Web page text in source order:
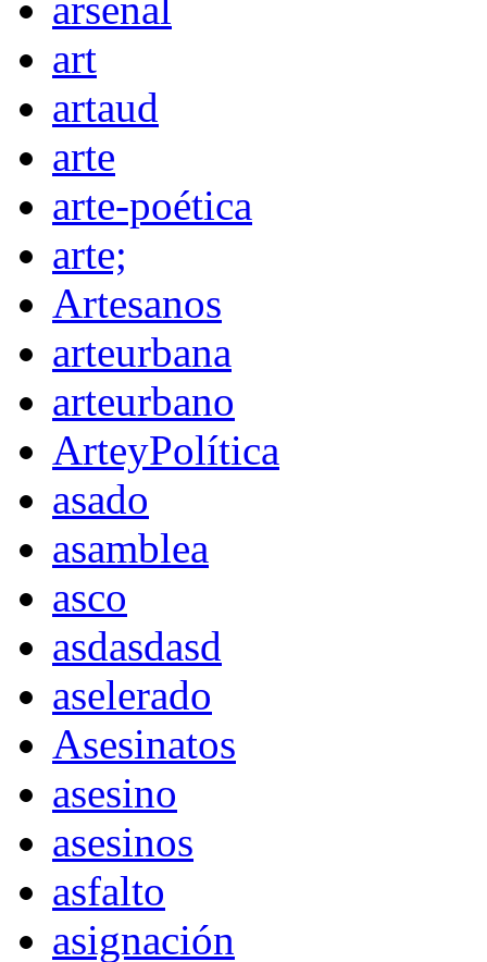
arsenal
art
artaud
arte
arte-poética
arte;
Artesanos
arteurbana
arteurbano
ArteyPolítica
asado
asamblea
asco
asdasdasd
aselerado
Asesinatos
asesino
asesinos
asfalto
asignación